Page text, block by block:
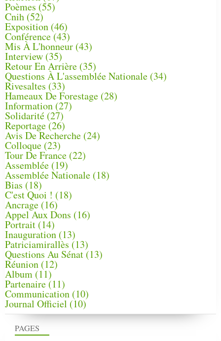
PAGES
Poèmes (55)
Cnih (52)
Exposition (46)
Conférence(43)
Mis À L'honneur (43)
Interview (35)
Retour En Arrière (35)
Questions À L'assemblée Nationale (34)
Rivesaltes (33)
Hameaux De Forestage (28)
Information (27)
Solidarité (27)
Reportage(26)
Avis De Recherche (24)
Colloque (23)
Tour De France (22)
Assemblée (19)
Assemblée Nationale (18)
Bias (18)
C'est Quoi ! (18)
Ancrage (16)
Appel Aux Dons (16)
Portrait (14)
Inauguration (13)
Patriciamirallès (13)
Questions Au Sénat(13)
Réunion (12)
Album (11)
Partenaire(11)
Communication (10)
Journal Officiel (10)